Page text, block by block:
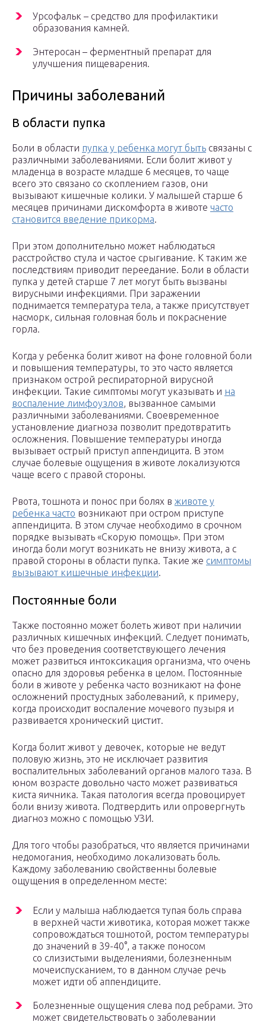
Урсофальк – средство для профилактики
образования камней.
Энтеросан – ферментный препарат для
улучшения пищеварения.
Причины заболеваний
В области пупка
Боли в области пупка у ребенка могут быть связаны с
различными заболеваниями. Если болит живот у
младенца в возрасте младше 6 месяцев, то чаще
всего это связано со скоплением газов, они
вызывают кишечные колики. У малышей старше 6
месяцев причинами дискомфорта в животе часто
становится введение прикорма.
При этом дополнительно может наблюдаться
расстройство стула и частое срыгивание. К таким же
последствиям приводит переедание. Боли в области
пупка у детей старше 7 лет могут быть вызваны
вирусными инфекциями. При заражении
поднимается температура тела, а также присутствует
насморк, сильная головная боль и покраснение
горла.
Когда у ребенка болит живот на фоне головной боли
и повышения температуры, то это часто является
признаком острой респираторной вирусной
инфекции. Такие симптомы могут указывать и на
воспаление лимфоузлов, вызванное самыми
различными заболеваниями. Своевременное
установление диагноза позволит предотвратить
осложнения. Повышение температуры иногда
вызывает острый приступ аппендицита. В этом
случае болевые ощущения в животе локализуются
чаще всего с правой стороны.
Рвота, тошнота и понос при болях в животе у
ребенка часто возникают при остром приступе
аппендицита. В этом случае необходимо в срочном
порядке вызывать «Скорую помощь». При этом
иногда боли могут возникать не внизу живота, а с
правой стороны в области пупка. Такие же симптомы
вызывают кишечные инфекции.
Постоянные боли
Также постоянно может болеть живот при наличии
различных кишечных инфекций. Следует понимать,
что без проведения соответствующего лечения
может развиться интоксикация организма, что очень
опасно для здоровья ребенка в целом. Постоянные
боли в животе у ребенка часто возникают на фоне
осложнений простудных заболеваний, к примеру,
когда происходит воспаление мочевого пузыря и
развивается хронический цистит.
Когда болит живот у девочек, которые не ведут
половую жизнь, это не исключает развития
воспалительных заболеваний органов малого таза. В
юном возрасте довольно часто может развиваться
киста яичника. Такая патология всегда провоцирует
боли внизу живота. Подтвердить или опровергнуть
диагноз можно с помощью УЗИ.
Для того чтобы разобраться, что является причинами
недомогания, необходимо локализовать боль.
Каждому заболеванию свойственны болевые
ощущения в определенном месте:
Если у малыша наблюдается тупая боль справа
в верхней части животика, которая может также
сопровождаться тошнотой, ростом температуры
до значений в 39-40°, а также поносом
со слизистыми выделениями, болезненным
мочеиспусканием, то в данном случае речь
может идти об аппендиците.
Болезненные ощущения слева под ребрами. Это
может свидетельствовать о заболевании